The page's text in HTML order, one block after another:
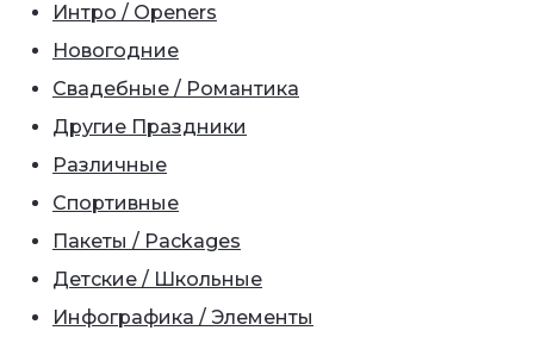
Интро / Openers
Новогодние
Свадебные / Романтика
Другие Праздники
Различные
Спортивные
Пакеты / Packages
Детские / Школьные
Инфографика / Элементы